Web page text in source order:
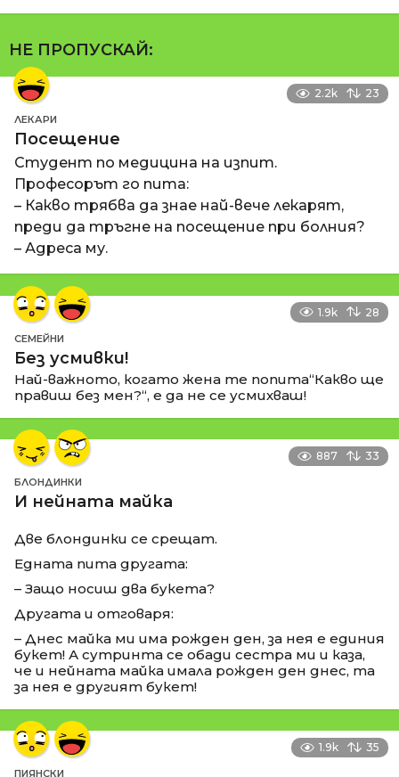
НЕ ПРОПУСКАЙ:
2.2k 23
ЛЕКАРИ
Посещение
Студент по медицина на изпит.
Професорът го пита:
– Какво трябва да знае най-вече лекарят,
преди да тръгне на посещение при болния?
– Адреса му.
1.9k 28
СЕМЕЙНИ
Без усмивки!
Най-важното, когато жена те попита“Какво ще
правиш без мен?“, е да не се усмихваш!
887 33
БЛОНДИНКИ
И нейната майка
Две блондинки се срещат.
Едната пита другата:
– Защо носиш два букета?
Другата и отговаря:
– Днес майка ми има рожден ден, за нея е единия
букет! А сутринта се обади сестра ми и каза,
че и нейната майка имала рожден ден днес, та
за нея е другият букет!
1.9k 35
ПИЯНСКИ